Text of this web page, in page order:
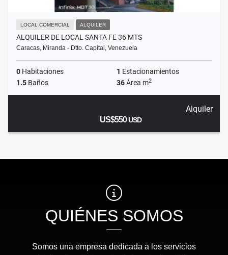
LOCAL COMERCIAL ALQUILER
ALQUILER DE LOCAL SANTA FE 36 MTS
Caracas, Miranda - Dtto. Capital, Venezuela
0 Habitaciones 1 Estacionamientos
1.5 Baños 36Área m2
Alquiler
US$550USD
QUIÉNES SOMOS
Somos una empresa dedicada a los servicios